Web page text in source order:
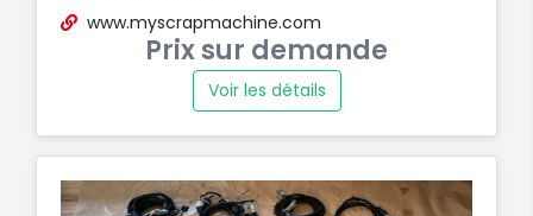
www.myscrapmachine.com
Prix sur demande
Voir les détails